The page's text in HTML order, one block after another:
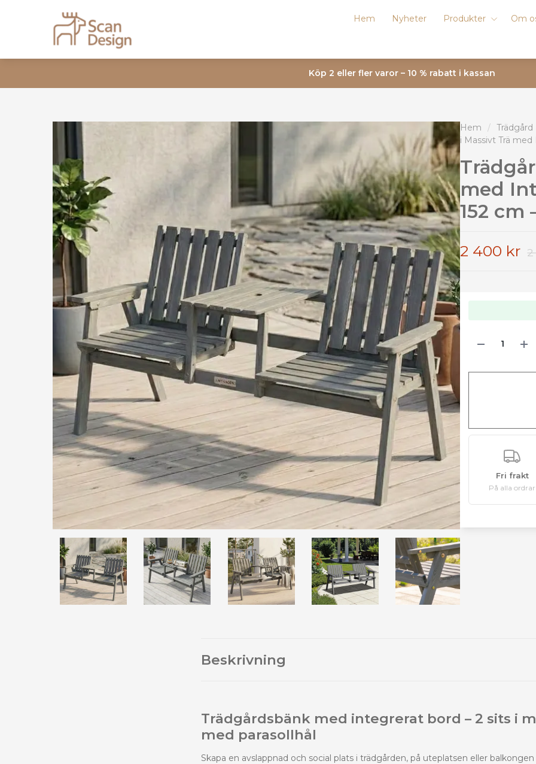
Hem Nyheter Produkter Om
Köp 2 eller fler varor – 10 % rabatt i kassan
Hem /
i Massivt Trä med
med
152 cm
2 400 kr 2
Fri frakt
På alla ordrar
Beskrivning
Trädgårdsbänk med integrerat bord – 2 sits i
med parasollhål
Skapa en avslappnad och social plats i trädgården, på uteplatsen eller